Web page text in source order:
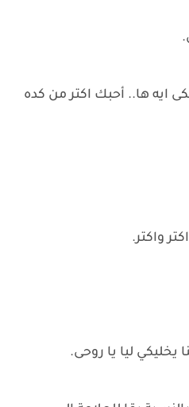
ايه ها.. أحبك اكتر من كده
واكتر.
ليا يا روحى.